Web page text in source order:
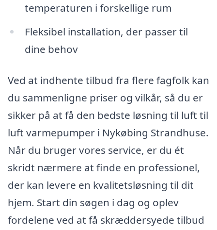
temperaturen i forskellige rum
Fleksibel installation, der passer til
dine behov
Ved at indhente tilbud fra flere fagfolk kan
du sammenligne priser og vilkår, så du er
sikker på at få den bedste løsning til luft til
luft varmepumper i Nykøbing Strandhuse.
Når du bruger vores service, er du ét
skridt nærmere at finde en professionel,
der kan levere en kvalitetsløsning til dit
hjem. Start din søgen i dag og oplev
fordelene ved at få skræddersyede tilbud